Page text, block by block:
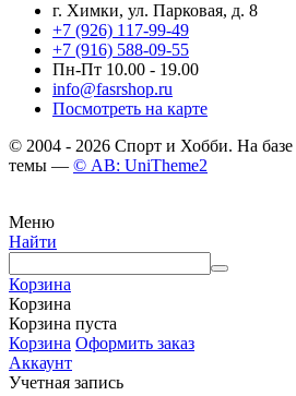
г. Химки, ул. Парковая, д. 8
+7 (926) 117-99-49
+7 (916) 588-09-55
Пн-Пт 10.00 - 19.00
info@fasrshop.ru
Посмотреть на карте
© 2004 - 2026 Спорт и Хобби. На базе
темы — © AB: UniTheme2
Меню
Найти
Корзина
Корзина
Корзина пуста
Корзина Оформить заказ
Аккаунт
Учетная запись